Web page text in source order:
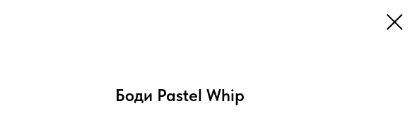
Боди Pastel Whip